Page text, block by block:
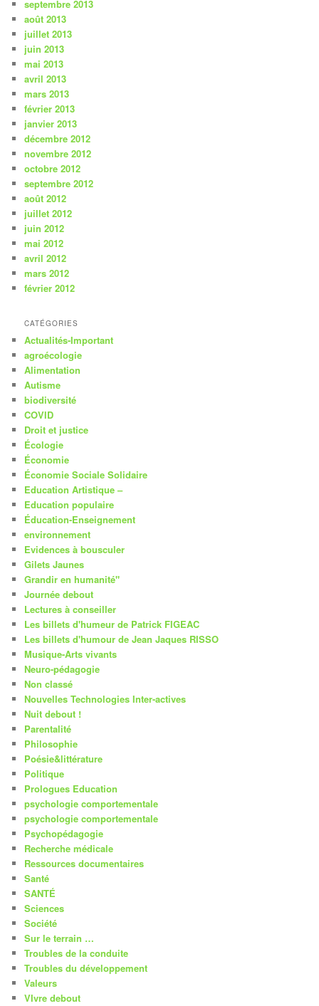
septembre 2013
août 2013
juillet 2013
juin 2013
mai 2013
avril 2013
mars 2013
février 2013
janvier 2013
décembre 2012
novembre 2012
octobre 2012
septembre 2012
août 2012
juillet 2012
juin 2012
mai 2012
avril 2012
mars 2012
février 2012
CATÉGORIES
Actualités-Important
agroécologie
Alimentation
Autisme
biodiversité
COVID
Droit et justice
Écologie
Économie
Économie Sociale Solidaire
Education Artistique –
Education populaire
Éducation-Enseignement
environnement
Evidences à bousculer
Gilets Jaunes
Grandir en humanité"
Journée debout
Lectures à conseiller
Les billets d'humeur de Patrick FIGEAC
Les billets d'humour de Jean Jaques RISSO
Musique-Arts vivants
Neuro-pédagogie
Non classé
Nouvelles Technologies Inter-actives
Nuit debout !
Parentalité
Philosophie
Poésie&littérature
Politique
Prologues Education
psychologie comportementale
psychologie comportementale
Psychopédagogie
Recherche médicale
Ressources documentaires
Santé
SANTÉ
Sciences
Société
Sur le terrain …
Troubles de la conduite
Troubles du développement
Valeurs
VIvre debout